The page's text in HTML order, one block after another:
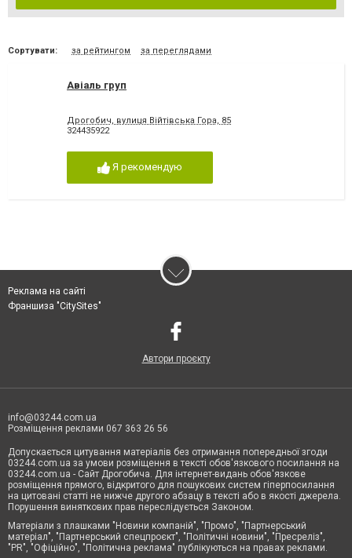
Сортувати: за рейтингом за переглядами
Авіаль груп
Дрогобич, вулиця Війтівська Гора, 85
324435922
Я рекомендую
Реклама на сайті
Франшиза "CitySites"
Автори проєкту
info@03244.com.ua
Розміщення реклами 067 363 26 56
Допускається цитування матеріалів без отримання попередньої згоди
03244.com.ua за умови розміщення в тексті обов'язкового посилання на
03244.com.ua - Сайт Дрогобича. Для інтернет-видань обов'язкове
розміщення прямого, відкритого для пошукових систем гіперпосилання
на цитовані статті не нижче другого абзацу в тексті або в якості джерела.
Порушення виняткових прав переслідується Законом.
Матеріали з плашками "Новини компаній", "Промо", "Партнерський
матеріал", "Партнерський спецпроєкт", "Політичні новини", "Пресреліз",
"PR", "Офіційно", "Політична реклама" публікуються на правах реклами.